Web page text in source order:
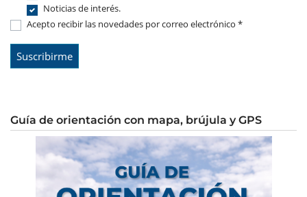
Noticias de interés.
Acepto recibir las novedades por correo electrónico *
Guía de orientación con mapa, brújula y GPS